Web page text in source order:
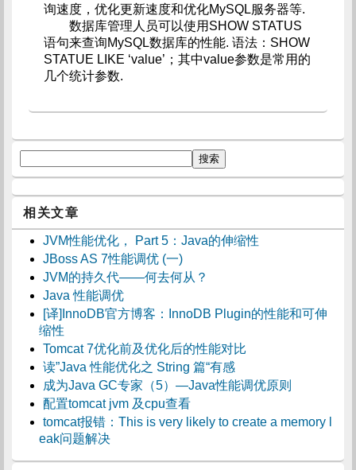
询速度，优化更新速度和优化MySQL服务器等.
数据库管理人员可以使用SHOW STATUS
语句来查询MySQL数据库的性能. 语法：SHOW
STATUE LIKE ‘value’；其中value参数是常用的
几个统计参数.
相关文章
JVM性能优化， Part 5：Java的伸缩性
JBoss AS 7性能调优 (一)
JVM的持久代——何去何从？
Java 性能调优
[译]InnoDB官方博客：InnoDB Plugin的性能和可伸
缩性
Tomcat 7优化前及优化后的性能对比
读”Java 性能优化之 String 篇“有感
成为Java GC专家（5）—Java性能调优原则
配置tomcat jvm 及cpu查看
tomcat报错：This is very likely to create a memory l
eak问题解决